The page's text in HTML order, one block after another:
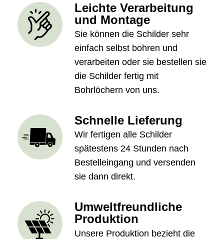
Leichte Verarbeitung
und Montage
Sie können die Schilder sehr
einfach selbst bohren und
verarbeiten oder sie bestellen sie
die Schilder fertig mit
Bohrlöchern von uns.
Schnelle Lieferung
Wir fertigen alle Schilder
spätestens 24 Stunden nach
Bestelleingang und versenden
sie dann direkt.
Umweltfreundliche
Produktion
Unsere Produktion bezieht die